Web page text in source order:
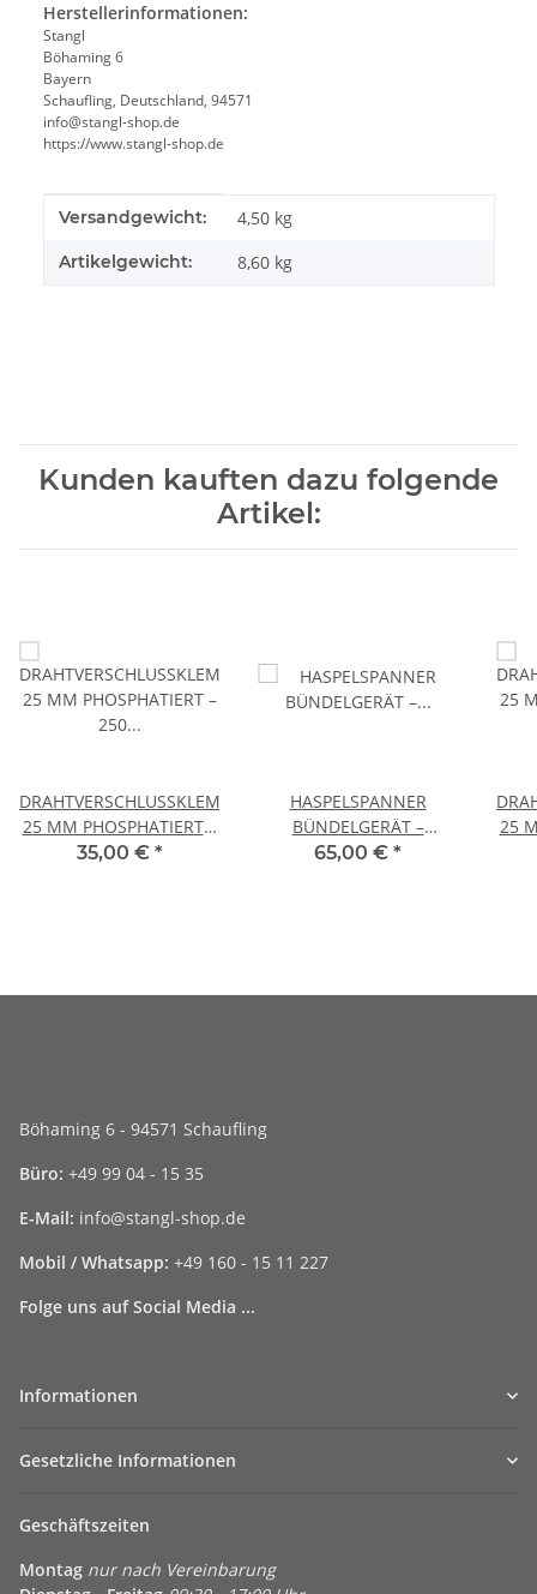
Herstellerinformationen:
Stangl
Böhaming 6
Bayern
Schaufling, Deutschland, 94571
info@stangl-shop.de
https://www.stangl-shop.de
Produkteigenschaft
Wert
Versandgewicht: 4,50 kg
Artikelgewicht: 8,60 kg
Kunden kauften dazu folgende
Artikel:
DRAHTVERSCHLUSSKLEMMEN
25 MM PHOSPHATIERT –
250 STÜCK
35,00 € *
HASPELSPANNER
BÜNDELGERÄT –
UMREIFUNGSBAND 12–
65,00 € *
25
Böhaming 6 - 94571 Schaufling
Büro: +49 99 04 - 15 35
E-Mail: info@stangl-shop.de
Mobil / Whatsapp: +49 160 - 15 11 227
Folge uns auf Social Media ...
Informationen
Gesetzliche Informationen
Geschäftszeiten
Montag nur nach Vereinbarung